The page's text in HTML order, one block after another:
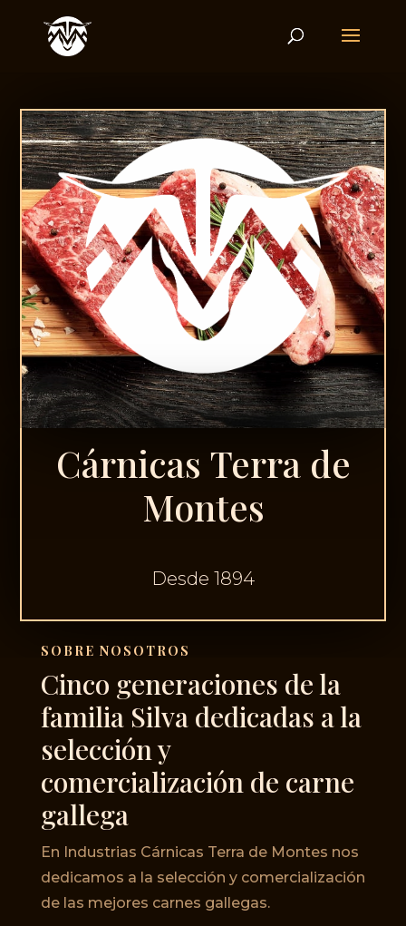
Cárnicas Terra de
Montes
Desde 1894
SOBRE NOSOTROS
Cinco generaciones de la
familia Silva dedicadas a la
selección y
comercialización de carne
gallega
En Industrias Cárnicas Terra de Montes nos
dedicamos a la selección y comercialización
de las mejores carnes gallegas.